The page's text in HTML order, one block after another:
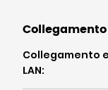
Collegamento
LAN: